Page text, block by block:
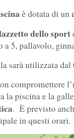
è dotata di un
dello sport
a 5, pallavolo,
sarà utilizzata
compromettere
la piscina e la
. È previsto
in questi orari.